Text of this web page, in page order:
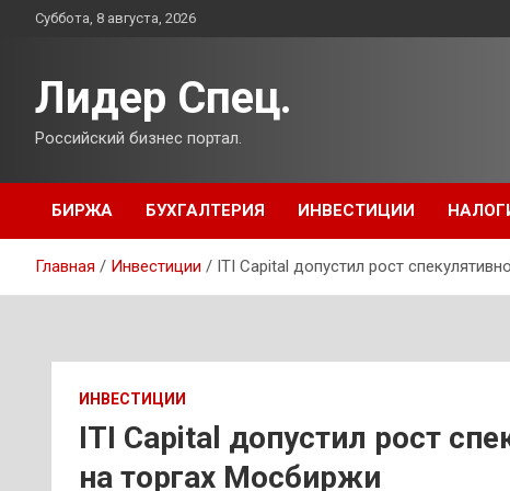
ПерейтиСуббота, 8 августа, 2026
Лидер Спец.
Российский бизнес портал.
БИРЖА БУХГАЛТЕРИЯ ИНВЕСТИЦИИ
Главная Инвестиции ITI Capital допустил рост
ИНВЕСТИЦИИ
ITI Capital допустил рост
на торгах Мосбиржи